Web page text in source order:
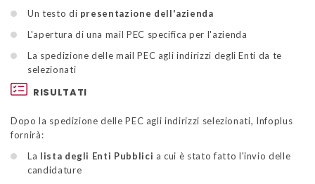
Un testo di presentazione dell'azienda
L'apertura di una mail PEC specifica per l'azienda
La spedizione delle mail PEC agli indirizzi degli Enti da te
selezionati
RISULTATI
Dopo la spedizione delle PEC agli indirizzi selezionati, Infoplus
fornirà:
La lista degli Enti Pubblici a cui è stato fatto l'invio delle
candidature